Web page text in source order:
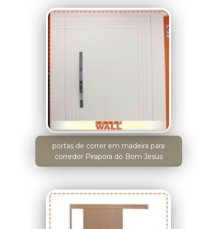
portas de correr em madeira para
corredor Pirapora do Bom Jesus